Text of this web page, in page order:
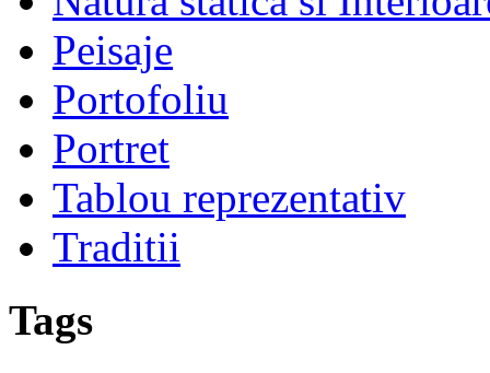
Peisaje
Portofoliu
Portret
Tablou reprezentativ
Traditii
Tags